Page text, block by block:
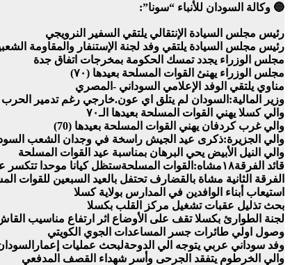
🔵 وكالة السودان للأنباء “سونا”:
رئيس مجلس السيادة الإنتقالي يلتقي السفير النرويجي
رئيس مجلس السيادة يلتقي وفد لجنة الإستنفار والمقاومة
مجلس الوزراء يجدد تمسك الحكومة بمخرجات اتفاق جدة
مجلس الوزراء يهنئ القوات المسلحة بعيدها (٧٠)
مناوي يلتقي الوفد الإعلامي السوداني -المصري
وزير المالية:السودان لم يتلق اي عون.خارجي رغم تدمير الحرب
والي كسلا يهني القوات المسلحة بعيدها الـ٧٠
والي غرب كردفان يهني القوات المسلحة بعيدها (70)
والي الجزيرة:ذكرى عيد الجيش راسخة في وجدان الشعب
والي النيل الأبيض يحي البرهان بمناسبة عيد القوات المسلحة
قائد الفرقة١٨مشاه:القوات المسلحةستظل كيانا موحدا تتكسر عليه المؤامرات الداخلية والخارجية
الفرقة الثانية مشاة بالقضارف تحتفل بالعيد السبعين للقوات
استيعاب أبناء الوافدين في المدارس بولاية كسلا
بحث تذليل عقبات تشغيل مركز القلب بكسلا
لجنة الطوارئ بكسلا تقف على الأوضاع اثر ارتفاع مناسيب
وصول اولي طائرات جسر المساعدات الجوي الكويتي
وفد سوداني عربي يتوجه الي الدوحةلبحث عمليات
والي الخرطوم يتفقد الجرحى وأسر شهداء القصف المدفعي